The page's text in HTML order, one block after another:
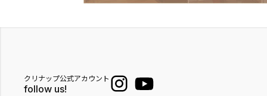
クリナップ公式アカウント
follow us!